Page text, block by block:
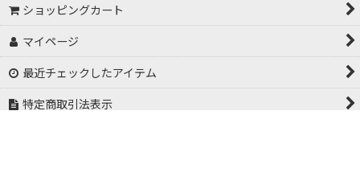
ショッピングカート
マイページ
最近チェックしたアイテム
特定商取引法表示